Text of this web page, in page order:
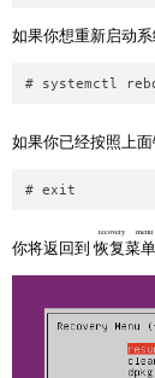
如果你想重新启动
如果你已经按照上
你将返回到恢复菜单
recovery menu